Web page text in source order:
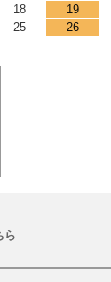
18
19
25
26
ら